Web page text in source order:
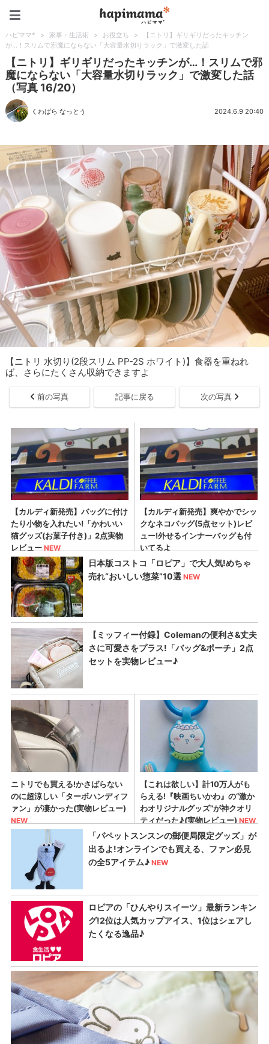
ハピママ* > 家事・生活術 > お役立ち >
【ニトリ】ギリギリだったキッチン
が…！スリムで邪魔にならない「大容量水切りラック」で激変した話
【ニトリ】ギリギリだったキッチンが…！スリムで邪
魔にならない「大容量水切りラック」で激変した話
（写真 16/20）
くわばら なっとう 2024.6.9 20:40
【ニトリ 水切り(2段スリム PP-2S ホワイト)】食器を重ねれ
ば、さらにたくさん収納できますよ
前の写真 記事に戻る 次の写真